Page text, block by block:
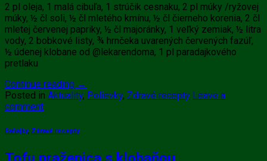
2 pl oleja, 1 malá cibuľa, 1 strúčik cesnaku, 2 pl múky /ryžovej
múky, ½ čl soli, ½ čl mletého kmínu, ½ čl čierneho korenia, 2 čl
mletej červenej papriky, ½ čl majoránky, 1 veľký zemiak, ½ litra
vody, 2 bobkové listy, ¾ hrnčeka uvarených červených fazúľ,
½ údenej klobane od @lekarendoma, 1 pl paradajkového
pretlaku
Continue reading →
Posted in Aktuality, Polievky, Zdravé recepty Leave a
comment
Raňajky, Zdravé recepty